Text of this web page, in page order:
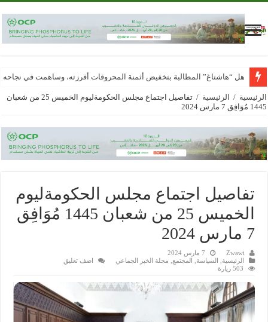
هل “هاشتاغ” المطالبة بتخفيض أثمنة المحروقات أفرزته، وساهمت في
الرئيسية / الرئيسية /
تفاصيل اجتماع مجلس الحكومةليوم الخميس 25 من شعبان
1445 مُوَافِق 7 مارس 2024
تفاصيل اجتماع مجلس الحكومةليوم
الخميس 25 من شعبان 1445 مُوَافِق
7 مارس 2024
Zwawi
7 مارس 2024
الرئيسية
السياسة المجتمع مجلة الخبر الجماعي
اضف تعليق
503 زيارة